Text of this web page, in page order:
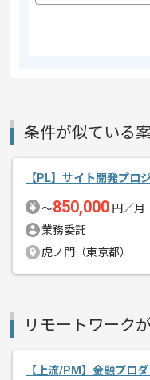
その他募集要項
メント
条件が似ている
【PL】サイト開発プロ
〜850,000 円／月
業務委託
虎ノ門（東京都）
リモートワーク
【上流/PM】金融プロ